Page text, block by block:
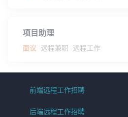
项目助理
面议 远程兼职 远程工作
前端远程工作招聘
后端远程工作招聘